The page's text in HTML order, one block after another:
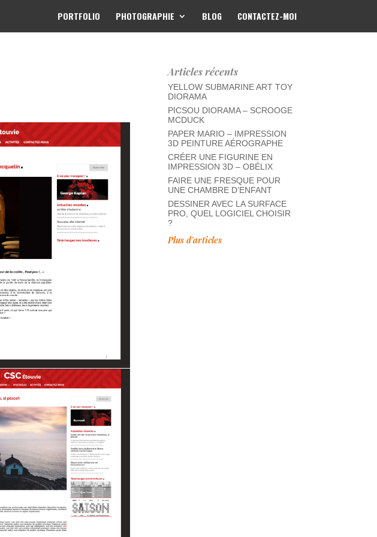
PORTFOLIO PHOTOGRAPHIE BLOG CONTACTEZ-MOI
Articles récents
YELLOW SUBMARINE ART TOY
DIORAMA
PICSOU DIORAMA – SCROOGE
MCDUCK
PAPER MARIO – IMPRESSION
3D PEINTURE AÉROGRAPHE
CRÉER UNE FIGURINE EN
IMPRESSION 3D – OBÉLIX
FAIRE UNE FRESQUE POUR
UNE CHAMBRE D’ENFANT
DESSINER AVEC LA SURFACE
PRO, QUEL LOGICIEL CHOISIR
?
Plus d'articles